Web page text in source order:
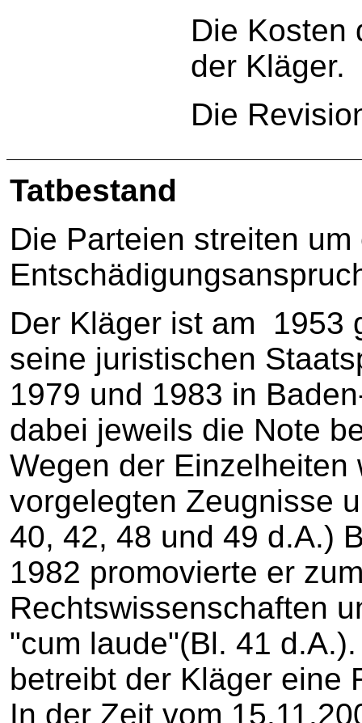
Die Kosten
der Kläger.
Die
Tatbestand
Die Parteien streiten um
Der Kläger ist am 1953
seine juristischen
1979 und 1983 in
dabei jeweils die Note
Wegen der
vorgelegten Zeugnisse
40, 42, 48 und 49 d.A.)
1982 promovierte er
Rechtswissenschaften
"cum laude"(Bl. 41
betreibt der Kläger eine
In der Zeit vom